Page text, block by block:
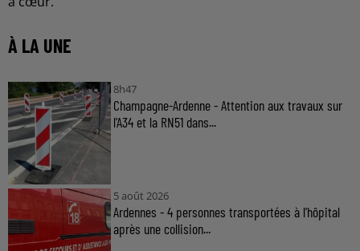
À LA UNE
8h47
Champagne-Ardenne - Attention aux travaux sur
l'A34 et la RN51 dans...
5 août 2026
Ardennes - 4 personnes transportées à l'hôpital
après une collision...